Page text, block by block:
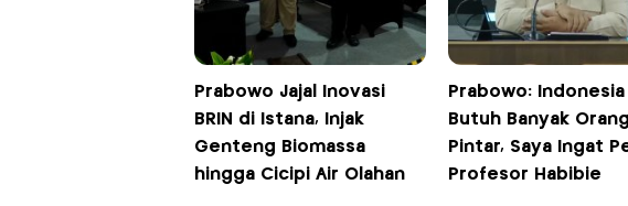
Prabowo Jajal Inovasi
BRIN di Istana, Injak
Genteng Biomassa
hingga Cicipi Air Olahan
Prabowo: Indonesia
Butuh Banyak Orang
Pintar, Saya Ingat
Profesor Habibie